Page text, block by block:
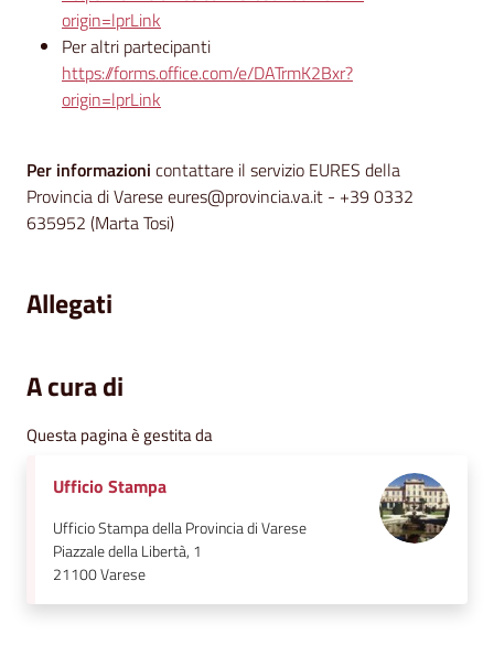
origin=lprLink
Per altri partecipanti
https://forms.office.com/e/DATrmK2Bxr?
origin=lprLink
Per informazioni contattare il servizio EURES della
Provincia di Varese eures@provincia.va.it - +39 0332
635952 (Marta Tosi)
Allegati
A cura di
Questa pagina è gestita da
Ufficio Stampa
Ufficio Stampa della Provincia di Varese
Piazzale della Libertà, 1
21100Varese